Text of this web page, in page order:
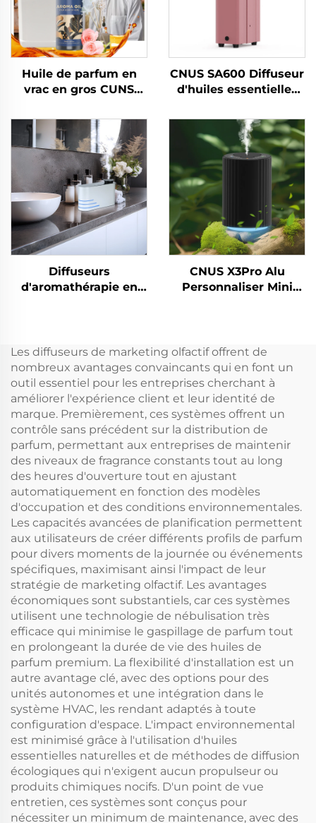
Huile de parfum en
vrac en gros CUNS
français Huile de
parfum longue durée
Diffuseur Machine
Huile
CNUS SA600 Diffuseur
d'huiles essentielles
parfum commercial,
appareil électronique
sans eau pour CVC et
hôtel
Diffuseurs
d'aromathérapie en
Diffuseur d'huile
parfumée 360
Atomiseur sans eau
CNUS X3Pro Alu
Personnaliser Mini
Parfumée Sans Eau
Diffuseur D'arômes De
Voiture
Les diffuseurs de marketing olfactif offrent de
nombreux avantages convaincants qui en font un
outil essentiel pour les entreprises cherchant à
améliorer l'expérience client et leur identité de
marque. Premièrement, ces systèmes offrent un
contrôle sans précédent sur la distribution de
parfum, permettant aux entreprises de maintenir
des niveaux de fragrance constants tout au long
des heures d'ouverture tout en ajustant
automatiquement en fonction des modèles
d'occupation et des conditions environnementales.
Les capacités avancées de planification permettent
aux utilisateurs de créer différents profils de parfum
pour divers moments de la journée ou événements
spécifiques, maximisant ainsi l'impact de leur
stratégie de marketing olfactif. Les avantages
économiques sont substantiels, car ces systèmes
utilisent une technologie de nébulisation très
efficace qui minimise le gaspillage de parfum tout
en prolongeant la durée de vie des huiles de
parfum premium. La flexibilité d'installation est un
autre avantage clé, avec des options pour des
unités autonomes et une intégration dans le
système HVAC, les rendant adaptés à toute
configuration d'espace. L'impact environnemental
est minimisé grâce à l'utilisation d'huiles
essentielles naturelles et de méthodes de diffusion
écologiques qui n'exigent aucun propulseur ou
produits chimiques nocifs. D'un point de vue
entretien, ces systèmes sont conçus pour
nécessiter un minimum de maintenance, avec des